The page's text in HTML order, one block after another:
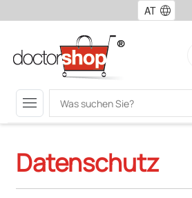
language
menu
Datenschutz